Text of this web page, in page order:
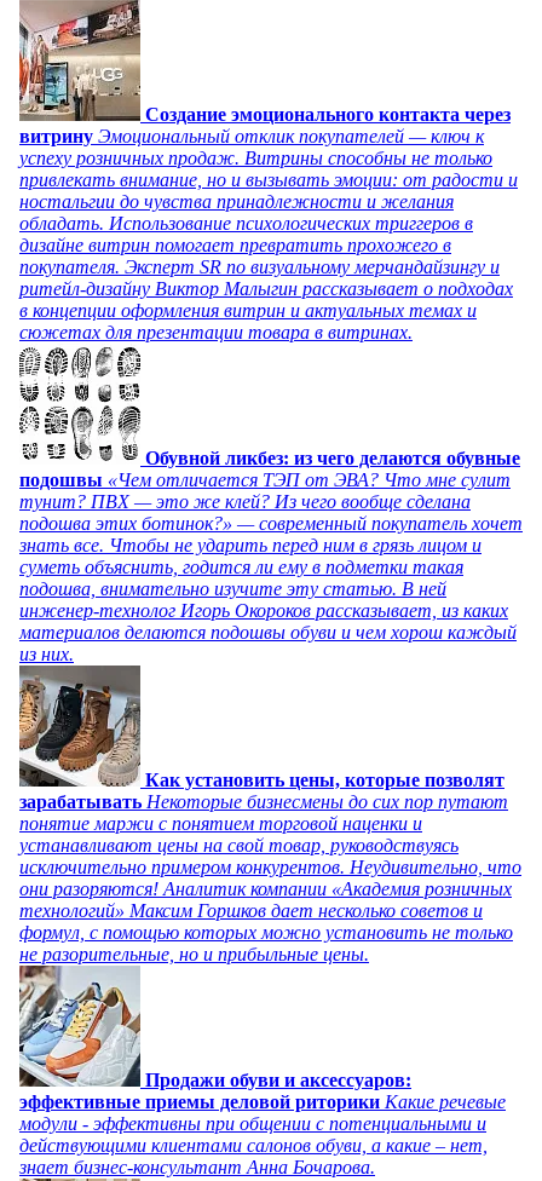
Создание эмоционального контакта через
витрину Эмоциональный отклик покупателей — ключ к
успеху розничных продаж. Витрины способны не только
привлекать внимание, но и вызывать эмоции: от радости и
ностальгии до чувства принадлежности и желания
обладать. Использование психологических триггеров в
дизайне витрин помогает превратить прохожего в
покупателя. Эксперт SR по визуальному мерчандайзингу и
ритейл-дизайну Виктор Малыгин рассказывает о подходах
в концепции оформления витрин и актуальных темах и
сюжетах для презентации товара в витринах.
Обувной ликбез: из чего делаются обувные
подошвы «Чем отличается ТЭП от ЭВА? Что мне сулит
тунит? ПВХ — это же клей? Из чего вообще сделана
подошва этих ботинок?» — современный покупатель хочет
знать все. Чтобы не ударить перед ним в грязь лицом и
суметь объяснить, годится ли ему в подметки такая
подошва, внимательно изучите эту статью. В ней
инженер-технолог Игорь Окороков рассказывает, из каких
материалов делаются подошвы обуви и чем хорош каждый
из них.
Как установить цены, которые позволят
зарабатывать Некоторые бизнесмены до сих пор путают
понятие маржи с понятием торговой наценки и
устанавливают цены на свой товар, руководствуясь
исключительно примером конкурентов. Неудивительно, что
они разоряются! Аналитик компании «Академия розничных
технологий» Максим Горшков дает несколько советов и
формул, с помощью которых можно установить не только
не разорительные, но и прибыльные цены.
Продажи обуви и аксессуаров:
эффективные приемы деловой риторики Какие речевые
модули - эффективны при общении с потенциальными и
действующими клиентами салонов обуви, а какие – нет,
знает бизнес-консультант Анна Бочарова.